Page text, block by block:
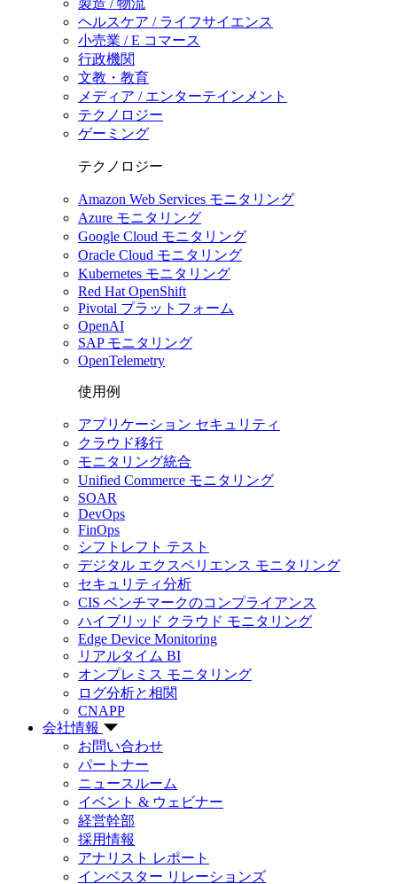
製造 / 物流
ヘルスケア / ライフサイエンス
小売業 / E コマース
行政機関
文教・教育
メディア / エンターテインメント
テクノロジー
ゲーミング
テクノロジー
Amazon Web Services モニタリング
Azure モニタリング
Google Cloud モニタリング
Oracle Cloud モニタリング
Kubernetes モニタリング
Red Hat OpenShift
Pivotal プラットフォーム
OpenAI
SAP モニタリング
OpenTelemetry
使用例
アプリケーション セキュリティ
クラウド移行
モニタリング統合
Unified Commerce モニタリング
SOAR
DevOps
FinOps
シフトレフト テスト
デジタル エクスペリエンス モニタリング
セキュリティ分析
CIS ベンチマークのコンプライアンス
ハイブリッド クラウド モニタリング
Edge Device Monitoring
リアルタイム BI
オンプレミス モニタリング
ログ分析と相関
CNAPP
会社情報
お問い合わせ
パートナー
ニュースルーム
イベント & ウェビナー
経営幹部
採用情報
アナリスト レポート
インベスター リレーションズ